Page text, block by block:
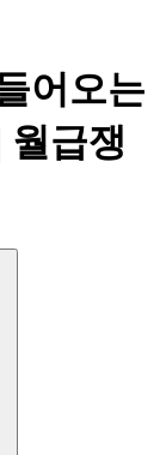
어오는
월급쟁